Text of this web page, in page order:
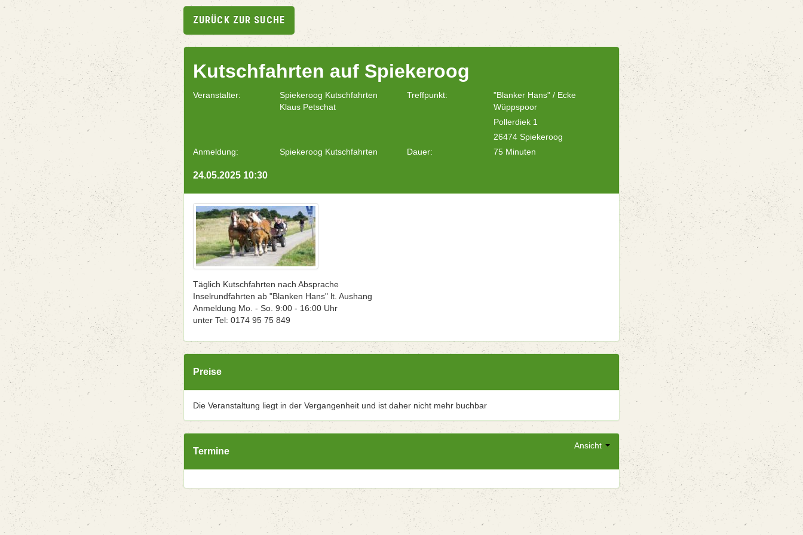
ZURÜCK ZUR SUCHE
Kutschfahrten auf Spiekeroog
Veranstalter:
Spiekeroog Kutschfahrten
Klaus Petschat
Treffpunkt:
"Blanker Hans" / Ecke
Wüppspoor
Pollerdiek 1
26474 Spiekeroog
Anmeldung:
Spiekeroog Kutschfahrten Dauer: 75 Minuten
24.05.2025 10:30
Täglich Kutschfahrten nach Absprache
Inselrundfahrten ab "Blanken Hans" lt. Aushang
Anmeldung Mo. - So. 9:00 - 16:00 Uhr
unter Tel: 0174 95 75 849
Preise
Die Veranstaltung liegt in der Vergangenheit und ist daher nicht mehr buchbar
Ansicht
Termine